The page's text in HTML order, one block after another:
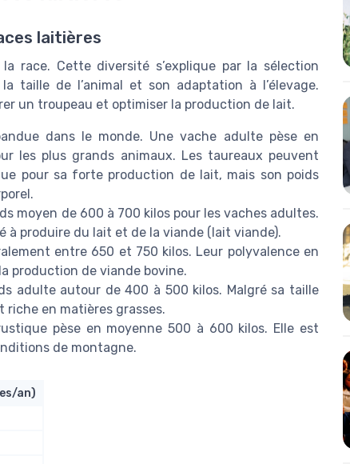
laitières
race. Cette diversité s’explique par la sélection
taille de l’animal et son adaptation à l’élevage.
un troupeau et optimiser la production de lait.
dans le monde. Une vache adulte pèse en
les plus grands animaux. Les taureaux peuvent
pour sa forte production de lait, mais son poids
moyen de 600 à 700 kilos pour les vaches adultes.
à produire du lait et de la viande (lait viande).
entre 650 et 750 kilos. Leur polyvalence en
production de viande bovine.
adulte autour de 400 à 500 kilos. Malgré sa taille
en matières grasses.
pèse en moyenne 500 à 600 kilos. Elle est
de montagne.
an)